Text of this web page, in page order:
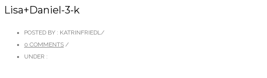
Lisa+Daniel-3-k
POSTED BY : KATRINFRIEDL/
0 COMMENTS /
UNDER :